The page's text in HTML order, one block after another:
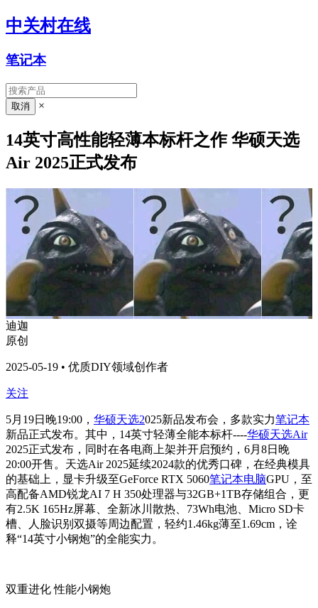
中关村在线
笔记本
×
14英寸高性能轻薄本标杆之作 华硕天选
Air 2025正式发布
迪迦
原创
2025-05-19 • 优质DIY领域创作者
关注
5月19日晚19:00， 华硕天选2025新品发布会，多款实力笔记本
新品正式发布。其中，14英寸轻薄全能本标杆----华硕天选Air
2025正式发布，同时在各电商上架并开启预约，6月8日晚
20:00开售。天选Air 2025延续2024款的优秀口碑，在经典模具
的基础上，显卡升级至GeForce RTX 5060笔记本电脑GPU，至
高配备AMD锐龙AI 7 H 350处理器与32GB+1TB存储组合，更
有2.5K 165Hz屏幕、全新冰川散热、73Wh电池、Micro SD卡
槽、人脸识别双摄等周边配置，轻约1.46kg薄至1.69cm，诠
释“14英寸小钢炮”的全能实力。
双重进化 性能小钢炮